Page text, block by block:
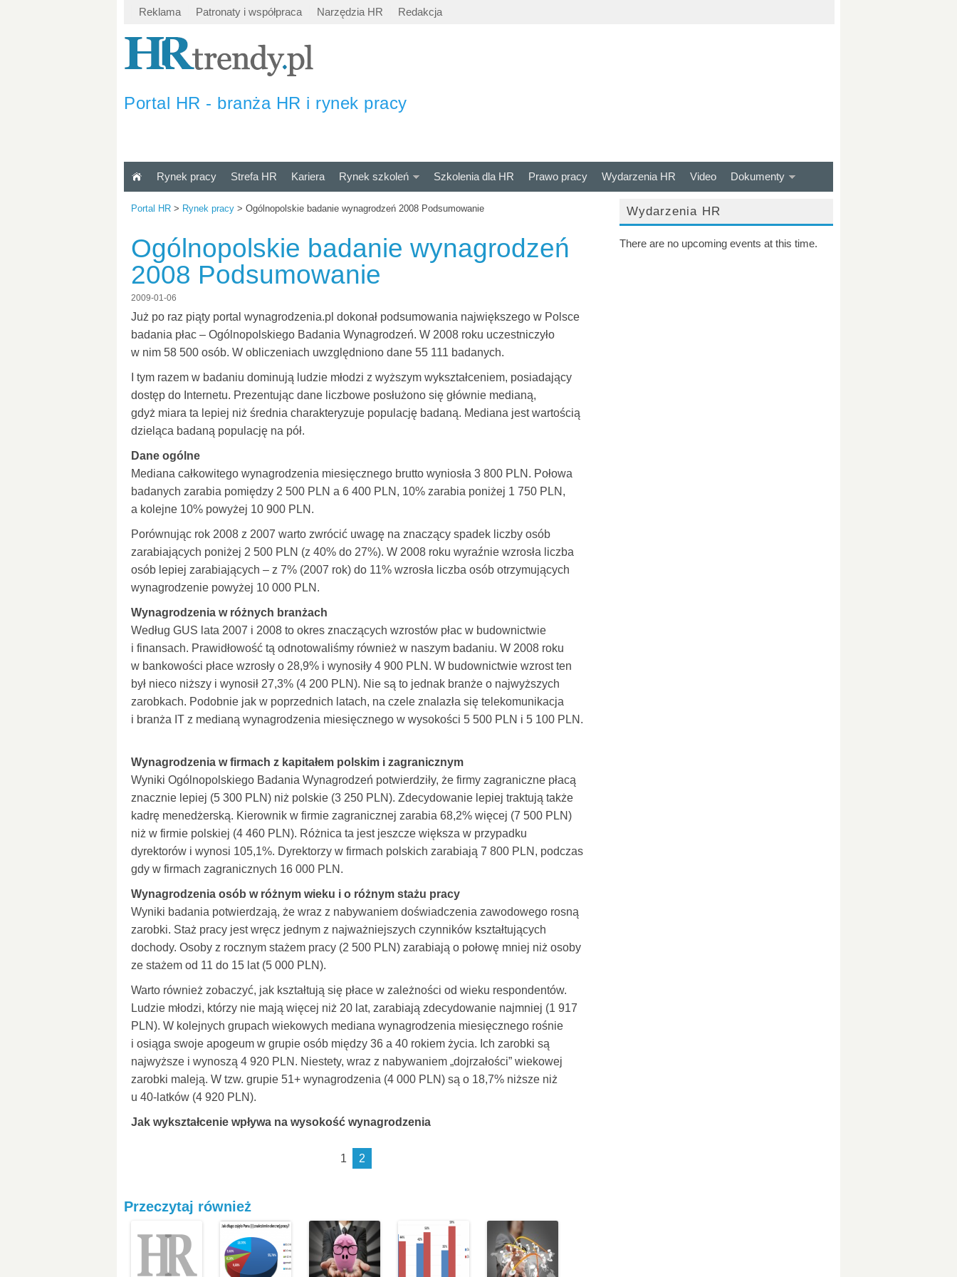
Reklama Patronaty i współpraca Narzędzia HR Redakcja
Portal HR - branża HR i rynek pracy
Rynek pracy Strefa HR Kariera Rynek szkoleń Szkolenia dla HR Prawo pracy Wydarzenia HR Video Dokumenty
Portal HR > Rynek pracy > Ogólnopolskie badanie wynagrodzeń 2008 Podsumowanie
Ogólnopolskie badanie wynagrodzeń
2008 Podsumowanie
2009-01-06
Już po raz piąty portal wynagrodzenia.pl dokonał podsumowania największego w Polsce
badania płac – Ogólnopolskiego Badania Wynagrodzeń. W 2008 roku uczestniczyło
w nim 58 500 osób. W obliczeniach uwzględniono dane 55 111 badanych.
I tym razem w badaniu dominują ludzie młodzi z wyższym wykształceniem, posiadający
dostęp do Internetu. Prezentując dane liczbowe posłużono się głównie medianą,
gdyż miara ta lepiej niż średnia charakteryzuje populację badaną. Mediana jest wartością
dzieląca badaną populację na pół.
Dane ogólne
Mediana całkowitego wynagrodzenia miesięcznego brutto wyniosła 3 800 PLN. Połowa
badanych zarabia pomiędzy 2 500 PLN a 6 400 PLN, 10% zarabia poniżej 1 750 PLN,
a kolejne 10% powyżej 10 900 PLN.
Porównując rok 2008 z 2007 warto zwrócić uwagę na znaczący spadek liczby osób
zarabiających poniżej 2 500 PLN (z 40% do 27%). W 2008 roku wyraźnie wzrosła liczba
osób lepiej zarabiających – z 7% (2007 rok) do 11% wzrosła liczba osób otrzymujących
wynagrodzenie powyżej 10 000 PLN.
Wynagrodzenia w różnych branżach
Według GUS lata 2007 i 2008 to okres znaczących wzrostów płac w budownictwie
i finansach. Prawidłowość tą odnotowaliśmy również w naszym badaniu. W 2008 roku
w bankowości płace wzrosły o 28,9% i wynosiły 4 900 PLN. W budownictwie wzrost ten
był nieco niższy i wynosił 27,3% (4 200 PLN). Nie są to jednak branże o najwyższych
zarobkach. Podobnie jak w poprzednich latach, na czele znalazła się telekomunikacja
i branża IT z medianą wynagrodzenia miesięcznego w wysokości 5 500 PLN i 5 100 PLN.
Wynagrodzenia w firmach z kapitałem polskim i zagranicznym
Wyniki Ogólnopolskiego Badania Wynagrodzeń potwierdziły, że firmy zagraniczne płacą
znacznie lepiej (5 300 PLN) niż polskie (3 250 PLN). Zdecydowanie lepiej traktują także
kadrę menedżerską. Kierownik w firmie zagranicznej zarabia 68,2% więcej (7 500 PLN)
niż w firmie polskiej (4 460 PLN). Różnica ta jest jeszcze większa w przypadku
dyrektorów i wynosi 105,1%. Dyrektorzy w firmach polskich zarabiają 7 800 PLN, podczas
gdy w firmach zagranicznych 16 000 PLN.
Wynagrodzenia osób w różnym wieku i o różnym stażu pracy
Wyniki badania potwierdzają, że wraz z nabywaniem doświadczenia zawodowego rosną
zarobki. Staż pracy jest wręcz jednym z najważniejszych czynników kształtujących
dochody. Osoby z rocznym stażem pracy (2 500 PLN) zarabiają o połowę mniej niż osoby
ze stażem od 11 do 15 lat (5 000 PLN).
Warto również zobaczyć, jak kształtują się płace w zależności od wieku respondentów.
Ludzie młodzi, którzy nie mają więcej niż 20 lat, zarabiają zdecydowanie najmniej (1 917
PLN). W kolejnych grupach wiekowych mediana wynagrodzenia miesięcznego rośnie
i osiąga swoje apogeum w grupie osób między 36 a 40 rokiem życia. Ich zarobki są
najwyższe i wynoszą 4 920 PLN. Niestety, wraz z nabywaniem „dojrzałości” wiekowej
zarobki maleją. W tzw. grupie 51+ wynagrodzenia (4 000 PLN) są o 18,7% niższe niż
u 40-latków (4 920 PLN).
Jak wykształcenie wpływa na wysokość wynagrodzenia
1 2
Przeczytaj również
Wydarzenia HR
There are no upcoming events at this time.